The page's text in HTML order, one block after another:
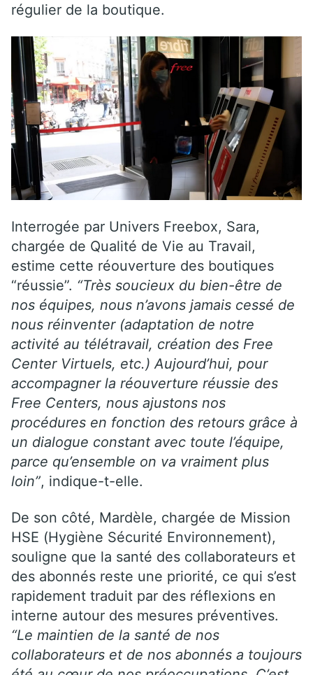
régulier de la boutique.
Interrogée par Univers Freebox, Sara,
chargée de Qualité de Vie au Travail,
estime cette réouverture des boutiques
“réussie”. “Très soucieux du bien-être de
nos équipes, nous n’avons jamais cessé de
nous réinventer (adaptation de notre
activité au télétravail, création des Free
Center Virtuels, etc.) Aujourd’hui, pour
accompagner la réouverture réussie des
Free Centers, nous ajustons nos
procédures en fonction des retours grâce à
un dialogue constant avec toute l’équipe,
parce qu’ensemble on va vraiment plus
loin”, indique-t-elle.
De son côté, Mardèle, chargée de Mission
HSE (Hygiène Sécurité Environnement),
souligne que la santé des collaborateurs et
des abonnés reste une priorité, ce qui s’est
rapidement traduit par des réflexions en
interne autour des mesures préventives.
“Le maintien de la santé de nos
collaborateurs et de nos abonnés a toujours